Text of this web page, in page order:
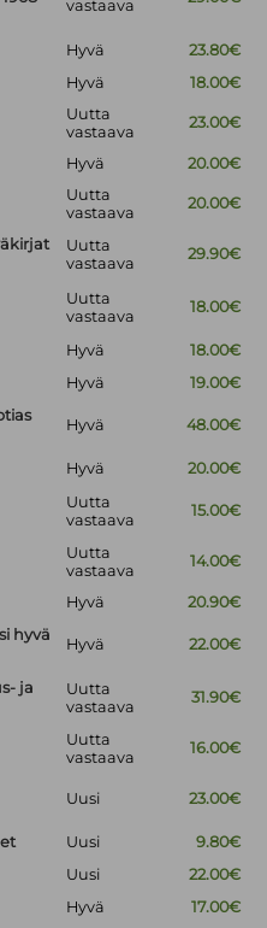
vastaava
Hyvä
23.80€
Hyvä 18.00€
Uutta
vastaava
23.00€
Hyvä 20.00€
Uutta
vastaava
20.00€
Uutta
vastaava
29.90€
Uutta
vastaava
18.00€
Hyvä
18.00€
Hyvä
19.00€
Hyvä 48.00€
Hyvä
20.00€
Uutta
vastaava
15.00€
Uutta
vastaava
14.00€
Hyvä
20.90€
hyvä
Hyvä 22.00€
ja
Uutta
vastaava
31.90€
Uutta
vastaava
16.00€
Uusi 23.00€
Uusi
9.80€
Uusi
22.00€
Hyvä 17.00€